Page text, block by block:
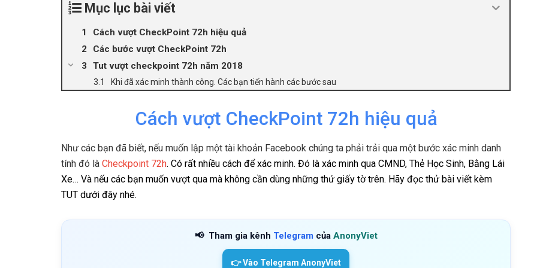
Mục lục bài viết
Cách vượt CheckPoint 72h hiệu quả
Các bước vượt CheckPoint 72h
Tut vượt checkpoint 72h năm 2018
Khi đã xác minh thành công. Các bạn tiến hành các bước sau
Cách vượt CheckPoint 72h hiệu quả
Như các bạn đã biết, nếu muốn lập một tài khoản Facebook chúng ta phải trải qua một bước xác minh danh
tính đó là Checkpoint 72h. Có rất nhiều cách để xác minh. Đó là xác minh qua CMND, Thẻ Học Sinh, Bằng Lái
Xe… Và nếu các bạn muốn vượt qua mà không cần dùng những thứ giấy tờ trên. Hãy đọc thử bài viết kèm
TUT dưới đây nhé.
📢 Tham gia kênh Telegram của AnonyViet
👉 Vào Telegram AnonyViet